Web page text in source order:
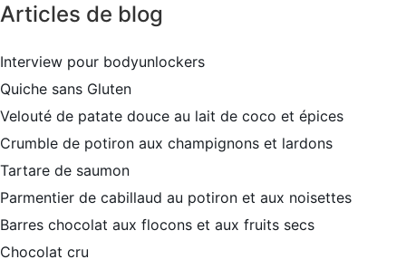
Articles de blog
Interview pour bodyunlockers
Quiche sans Gluten
Velouté de patate douce au lait de coco et épices
Crumble de potiron aux champignons et lardons
Tartare de saumon
Parmentier de cabillaud au potiron et aux noisettes
Barres chocolat aux flocons et aux fruits secs
Chocolat cru